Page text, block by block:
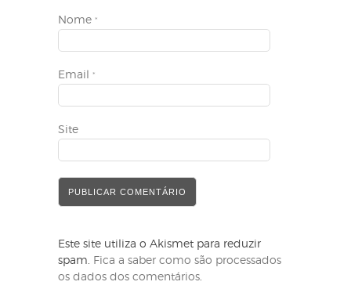
Nome *
Email *
Site
Este site utiliza o Akismet para reduzir
spam. Fica a saber como são processados
os dados dos comentários.